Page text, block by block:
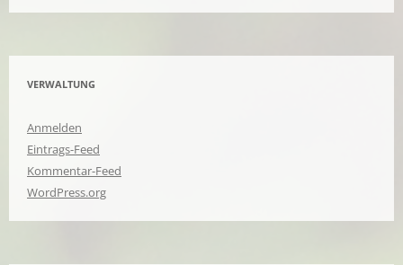
VERWALTUNG
Anmelden
Eintrags-Feed
Kommentar-Feed
WordPress.org